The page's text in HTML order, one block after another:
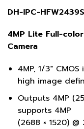
DH-IPC-
4MP Lite Full-
Camera
4MP, 1/3″
high image
Outputs 4MP
supports 4MP
(2688 × 1520)